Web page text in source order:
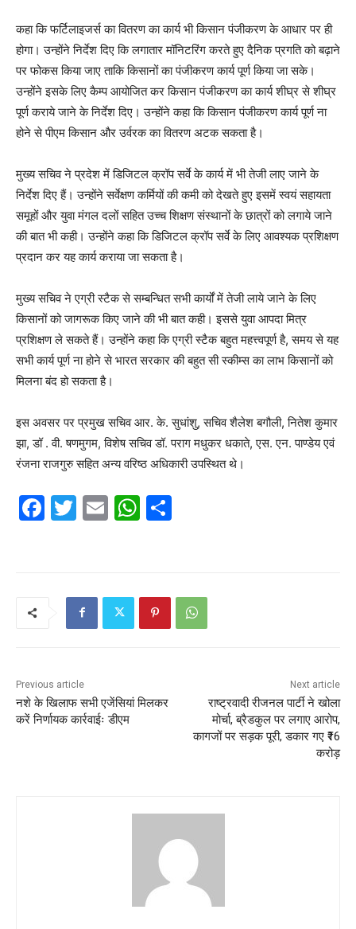
कहा कि फर्टिलाइजर्स का वितरण का कार्य भी किसान पंजीकरण के आधार पर ही
होगा। उन्होंने निर्देश दिए कि लगातार मॉनिटरिंग करते हुए दैनिक प्रगति को बढ़ाने
पर फोकस किया जाए ताकि किसानों का पंजीकरण कार्य पूर्ण किया जा सके।
उन्होंने इसके लिए कैम्प आयोजित कर किसान पंजीकरण का कार्य शीघ्र से शीघ्र
पूर्ण कराये जाने के निर्देश दिए। उन्होंने कहा कि किसान पंजीकरण कार्य पूर्ण ना
होने से पीएम किसान और उर्वरक का वितरण अटक सकता है।
मुख्य सचिव ने प्रदेश में डिजिटल क्रॉप सर्वे के कार्य में भी तेजी लाए जाने के
निर्देश दिए हैं। उन्होंने सर्वेक्षण कर्मियों की कमी को देखते हुए इसमें स्वयं सहायता
समूहों और युवा मंगल दलों सहित उच्च शिक्षण संस्थानों के छात्रों को लगाये जाने
की बात भी कही। उन्होंने कहा कि डिजिटल क्रॉप सर्वे के लिए आवश्यक प्रशिक्षण
प्रदान कर यह कार्य कराया जा सकता है।
मुख्य सचिव ने एग्री स्टैक से सम्बन्धित सभी कार्यों में तेजी लाये जाने के लिए
किसानों को जागरूक किए जाने की भी बात कही। इससे युवा आपदा मित्र
प्रशिक्षण ले सकते हैं। उन्होंने कहा कि एग्री स्टैक बहुत महत्त्वपूर्ण है, समय से यह
सभी कार्य पूर्ण ना होने से भारत सरकार की बहुत सी स्कीम्स का लाभ किसानों को
मिलना बंद हो सकता है।
इस अवसर पर प्रमुख सचिव आर. के. सुधांशु, सचिव शैलेश बगौली, नितेश कुमार
झा, डॉ . वी. षणमुगम, विशेष सचिव डॉ. पराग मधुकर धकाते, एस. एन. पाण्डेय एवं
रंजना राजगुरु सहित अन्य वरिष्ठ अधिकारी उपस्थित थे।
F
k
T
E
W
A
p
Previous article
नशे के खिलाफ सभी एजेंसियां मिलकर
करें निर्णायक कार्रवाईः डीएम
Next article
राष्ट्रवादी रीजनल पार्टी ने खोला
मोर्चा, ब्रैडकुल पर लगाए आरोप,
कागजों पर सड़क पूरी, डकार गए ₹16
करोड़